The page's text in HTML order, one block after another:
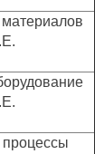
материалов
процессы